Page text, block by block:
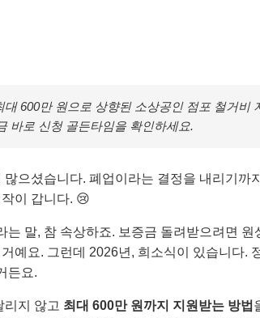
600만 원으로 상향된 소상공인 점포 철거비
바로 신청 골든타임을 확인하세요.
으셨습니다. 폐업이라는 결정을 내리기까
이 갑니다. 😢
는 말, 참 속상하죠. 보증금 돌려받으려면
예요. 그런데 2026년, 희소식이 있습니다.
든요.
리지 않고 최대 600만 원까지 지원받는 방법